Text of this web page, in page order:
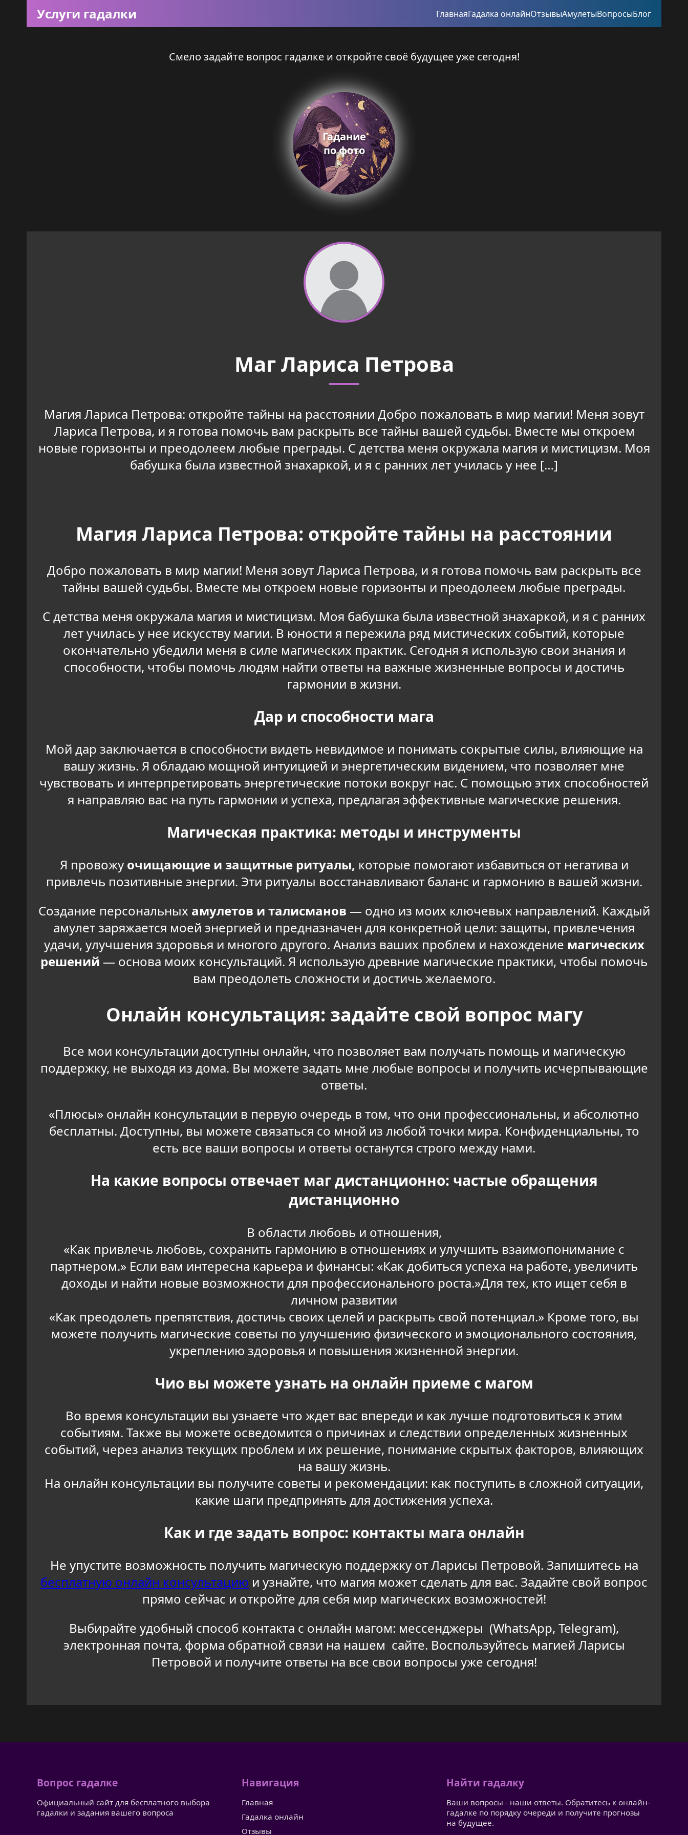
Услуги гадалки ГлавнаяГадалка онлайнОтзывыАмулетыВопросыБлог
Смело задайте вопрос гадалке и откройте своё будущее уже сегодня!
Гадание
по фото
Маг Лариса Петрова
Магия Лариса Петрова: откройте тайны на расстоянии Добро пожаловать в мир магии! Меня зовут
Лариса Петрова, и я готова помочь вам раскрыть все тайны вашей судьбы. Вместе мы откроем
новые горизонты и преодолеем любые преграды. С детства меня окружала магия и мистицизм. Моя
бабушка была известной знахаркой, и я с ранних лет училась у нее […]
Магия Лариса Петрова: откройте тайны на расстоянии
Добро пожаловать в мир магии! Меня зовут Лариса Петрова, и я готова помочь вам раскрыть все
тайны вашей судьбы. Вместе мы откроем новые горизонты и преодолеем любые преграды.
С детства меня окружала магия и мистицизм. Моя бабушка была известной знахаркой, и я с ранних
лет училась у нее искусству магии. В юности я пережила ряд мистических событий, которые
окончательно убедили меня в силе магических практик. Сегодня я использую свои знания и
способности, чтобы помочь людям найти ответы на важные жизненные вопросы и достичь
гармонии в жизни.
Дар и способности мага
Мой дар заключается в способности видеть невидимое и понимать сокрытые силы, влияющие на
вашу жизнь. Я обладаю мощной интуицией и энергетическим видением, что позволяет мне
чувствовать и интерпретировать энергетические потоки вокруг нас. С помощью этих способностей
я направляю вас на путь гармонии и успеха, предлагая эффективные магические решения.
Магическая практика: методы и инструменты
Я провожу очищающие и защитные ритуалы, которые помогают избавиться от негатива и
привлечь позитивные энергии. Эти ритуалы восстанавливают баланс и гармонию в вашей жизни.
Создание персональных амулетов и талисманов — одно из моих ключевых направлений. Каждый
амулет заряжается моей энергией и предназначен для конкретной цели: защиты, привлечения
удачи, улучшения здоровья и многого другого. Анализ ваших проблем и нахождение магических
решений — основа моих консультаций. Я использую древние магические практики, чтобы помочь
вам преодолеть сложности и достичь желаемого.
Онлайн консультация: задайте свой вопрос магу
Все мои консультации доступны онлайн, что позволяет вам получать помощь и магическую
поддержку, не выходя из дома. Вы можете задать мне любые вопросы и получить исчерпывающие
ответы.
«Плюсы» онлайн консультации в первую очередь в том, что они профессиональны, и абсолютно
бесплатны. Доступны, вы можете связаться со мной из любой точки мира. Конфиденциальны, то
есть все ваши вопросы и ответы останутся строго между нами.
На какие вопросы отвечает маг дистанционно: частые обращения
дистанционно
В области любовь и отношения,
«Как привлечь любовь, сохранить гармонию в отношениях и улучшить взаимопонимание с
партнером.» Если вам интересна карьера и финансы: «Как добиться успеха на работе, увеличить
доходы и найти новые возможности для профессионального роста.»Для тех, кто ищет себя в
личном развитии
«Как преодолеть препятствия, достичь своих целей и раскрыть свой потенциал.» Кроме того, вы
можете получить магические советы по улучшению физического и эмоционального состояния,
укреплению здоровья и повышения жизненной энергии.
Чио вы можете узнать на онлайн приеме с магом
Во время консультации вы узнаете что ждет вас впереди и как лучше подготовиться к этим
событиям. Также вы можете осведомится о причинах и следствии определенных жизненных
событий, через анализ текущих проблем и их решение, понимание скрытых факторов, влияющих
на вашу жизнь.
На онлайн консультации вы получите советы и рекомендации: как поступить в сложной ситуации,
какие шаги предпринять для достижения успеха.
Как и где задать вопрос: контакты мага онлайн
Не упустите возможность получить магическую поддержку от Ларисы Петровой. Запишитесь на
бесплатную онлайн консультацию и узнайте, что магия может сделать для вас. Задайте свой вопрос
прямо сейчас и откройте для себя мир магических возможностей!
Выбирайте удобный способ контакта с онлайн магом: мессенджеры (WhatsApp, Telegram),
электронная почта, форма обратной связи на нашем сайте. Воспользуйтесь магией Ларисы
Петровой и получите ответы на все свои вопросы уже сегодня!
Вопрос гадалке
Официальный сайт для бесплатного выбора
гадалки и задания вашего вопроса
Навигация
Главная
Гадалка онлайн
Отзывы
Найти гадалку
Ваши вопросы - наши ответы. Обратитесь к онлайн-
гадалке по порядку очереди и получите прогнозы
на будущее.